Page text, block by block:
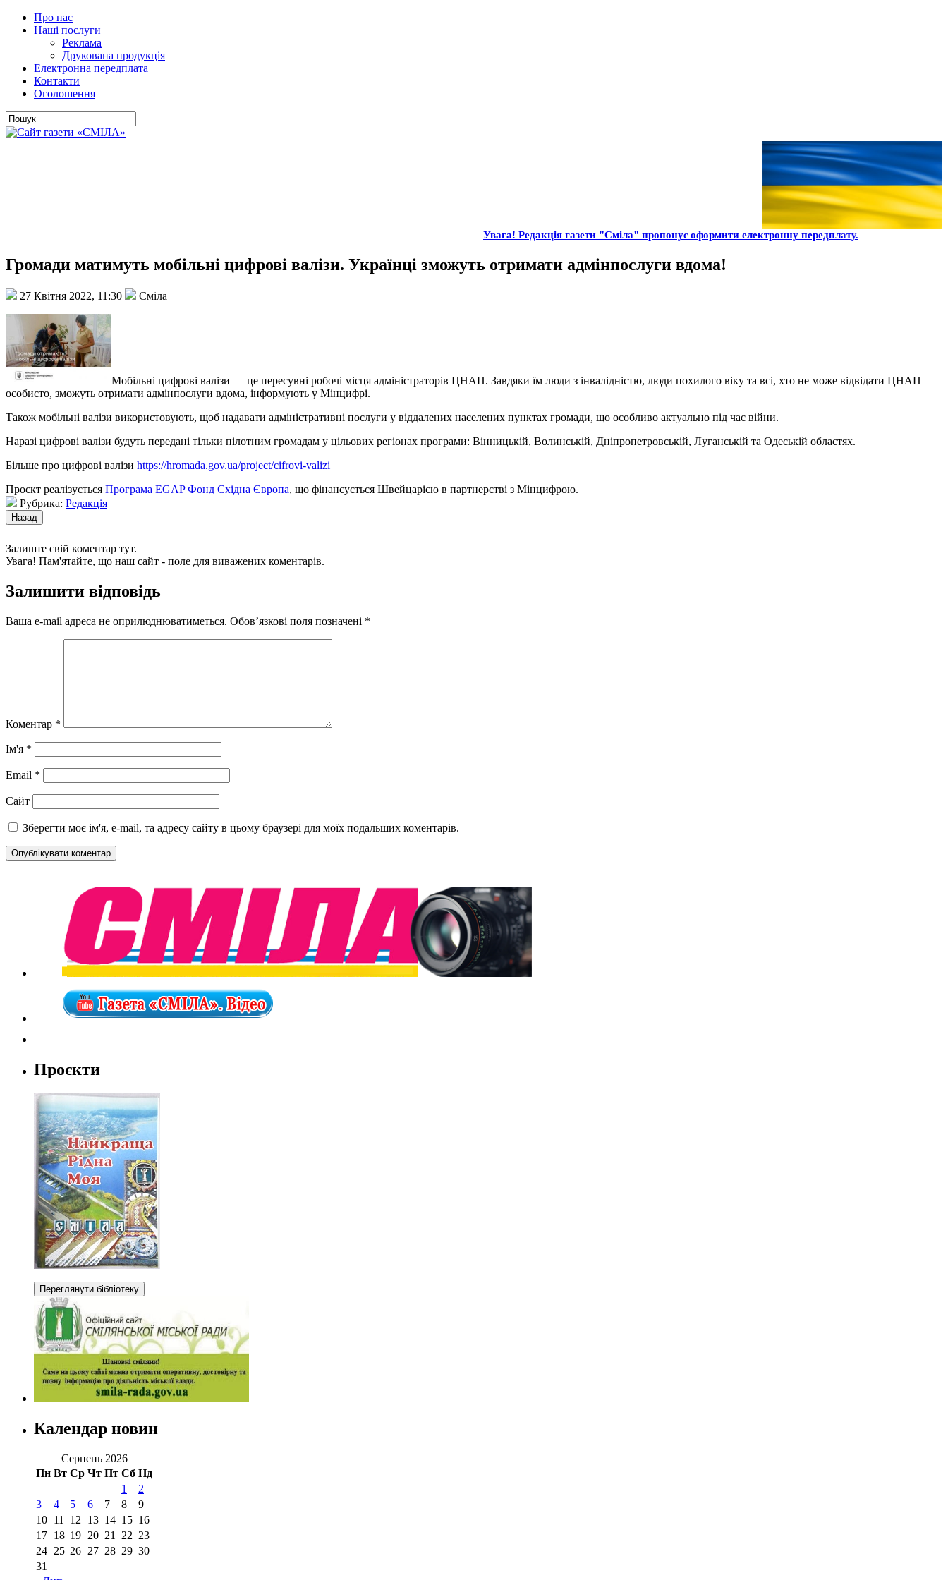
Про нас
Наші послуги
Реклама
Друкована продукція
Електронна передплата
Контакти
Оголошення
Увага! Редакція газети "Сміла" пропонує оформити електронну передплату.
Громади матимуть мобільні цифрові валізи. Українці зможуть отримати адмінпослуги вдома!
27 Квітня 2022, 11:30 Сміла
Мобільні цифрові валізи — це пересувні робочі місця адміністраторів ЦНАП. Завдяки їм люди з інвалідністю, люди похилого віку та всі, хто не може відвідати ЦНАП
особисто, зможуть отримати адмінпослуги вдома, інформують у Мінцифрі.
Також мобільні валізи використовують, щоб надавати адміністративні послуги у віддалених населених пунктах громади, що особливо актуально під час війни.
Наразі цифрові валізи будуть передані тільки пілотним громадам у цільових регіонах програми: Вінницькій, Волинській, Дніпропетровській, Луганській та Одеській областях.
Більше про цифрові валізи https://hromada.gov.ua/project/cifrovi-valizi
Проєкт реалізується Програма EGAP Фонд Східна Європа, що фінансується Швейцарією в партнерстві з Мінцифрою.
Рубрика: Редакція
Залиште свій коментар тут.
Увага! Пам'ятайте, що наш сайт - поле для виважених коментарів.
Залишити відповідь
Ваша e-mail адреса не оприлюднюватиметься. Обов’язкові поля позначені *
Коментар *
Ім'я *
Email *
Сайт
Зберегти моє ім'я, e-mail, та адресу сайту в цьому браузері для моїх подальших коментарів.
Проєкти
Календар новин
Серпень 2026
Пн Вт Ср Чт Пт Сб Нд
1
2
3
4 5 6 7 8
9
10 11 12 13 14 15 16
17 18 19 20 21 22 23
24 25 26 27 28 29 30
31